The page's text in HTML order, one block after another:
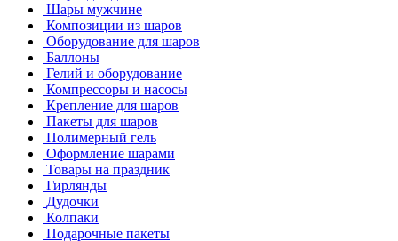
Шары мужчине
Композиции из шаров
Оборудование для шаров
Баллоны
Гелий и оборудование
Компрессоры и насосы
Крепление для шаров
Пакеты для шаров
Полимерный гель
Оформление шарами
Товары на праздник
Гирлянды
Дудочки
Колпаки
Подарочные пакеты